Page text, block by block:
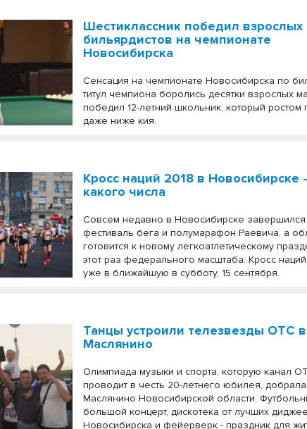
Шестиклассник победил взрослых
бильярдистов на чемпионате
Новосибирска
Сенсация на чемпионате Новосибирска по
титул чемпиона боролись десятки взрослых
победил 12-летний школьник, который ростом
даже ниже кия.
Кросс наций 2018 в Новосибирске
какого числа
Совсем недавно в Новосибирске завершился
фестиваль бега и полумарафон Раевича, а
готовится к новому легкоатлетическому
этот раз федерального масштаба. Кросс наций
уже в ближайшую в субботу, 15 сентября.
Танцы устроили телезвезды ОТС в
Маслянино
Олимпиада музыки и спорта, которую канал
проводит в честь 20-летнего юбилея,
Маслянино Новосибирской области.
большой концерт, дискотека от лучших
Новосибирска и фейерверк - праздник для